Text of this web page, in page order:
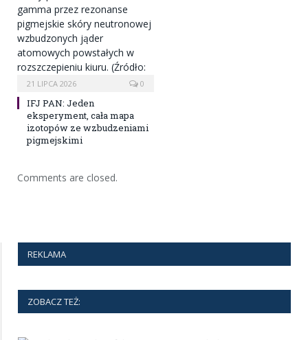
21 LIPCA 2026 0
IFJ PAN: Jeden
eksperyment, cała mapa
izotopów ze wzbudzeniami
pigmejskimi
Comments are closed.
REKLAMA
ZOBACZ TEŻ: